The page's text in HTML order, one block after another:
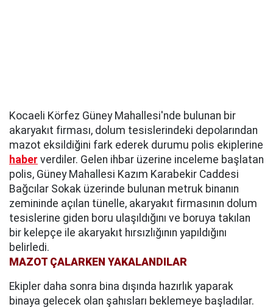
Kocaeli Körfez Güney Mahallesi'nde bulunan bir
akaryakıt firması, dolum tesislerindeki depolarından
mazot eksildiğini fark ederek durumu polis ekiplerine
haber verdiler. Gelen ihbar üzerine inceleme başlatan
polis, Güney Mahallesi Kazım Karabekir Caddesi
Bağcılar Sokak üzerinde bulunan metruk binanın
zemininde açılan tünelle, akaryakıt firmasının dolum
tesislerine giden boru ulaşıldığını ve boruya takılan
bir kelepçe ile akaryakıt hırsızlığının yapıldığını
belirledi.
MAZOT ÇALARKEN YAKALANDILAR
Ekipler daha sonra bina dışında hazırlık yaparak
binaya gelecek olan şahısları beklemeye başladılar.